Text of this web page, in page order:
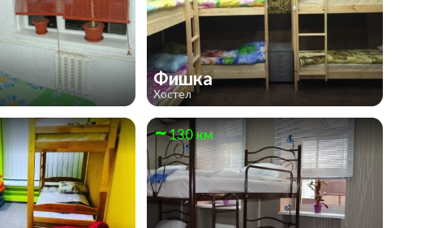
Фишка
Хостел
130 км